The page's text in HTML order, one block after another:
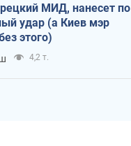
МИД, нанесет по
удар (а Киев мэр
этого)
4,2 т.